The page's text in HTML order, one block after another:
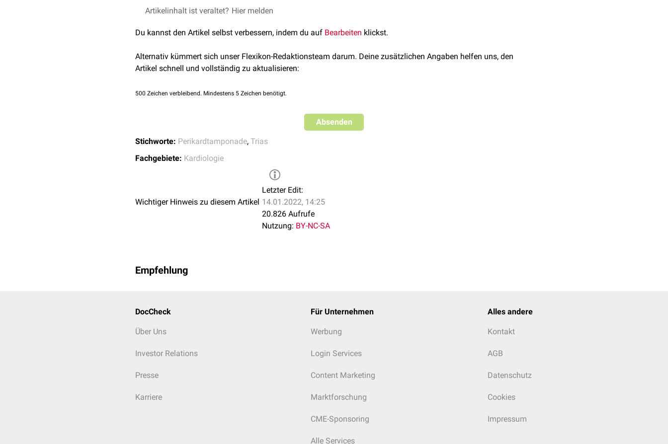
Artikelinhalt ist veraltet? Hier melden
Du kannst den Artikel selbst verbessern, indem du auf Bearbeiten klickst.
Alternativ kümmert sich unser Flexikon-Redaktionsteam darum. Deine zusätzlichen Angaben helfen uns, den
Artikel schnell und vollständig zu aktualisieren:
500 Zeichen verbleibend. Mindestens 5 Zeichen benötigt.
Absenden
Stichworte: Perikardtamponade, Trias
Fachgebiete: Kardiologie
Wichtiger Hinweis zu diesem Artikel
Letzter Edit:
14.01.2022, 14:25
20.826 Aufrufe
Nutzung: BY-NC-SA
Empfehlung
DocCheck
Über Uns
Investor Relations
Presse
Karriere
Für Unternehmen
Werbung
Login Services
Content Marketing
Marktforschung
CME-Sponsoring
Alle Services
Alles andere
Kontakt
AGB
Datenschutz
Cookies
Impressum